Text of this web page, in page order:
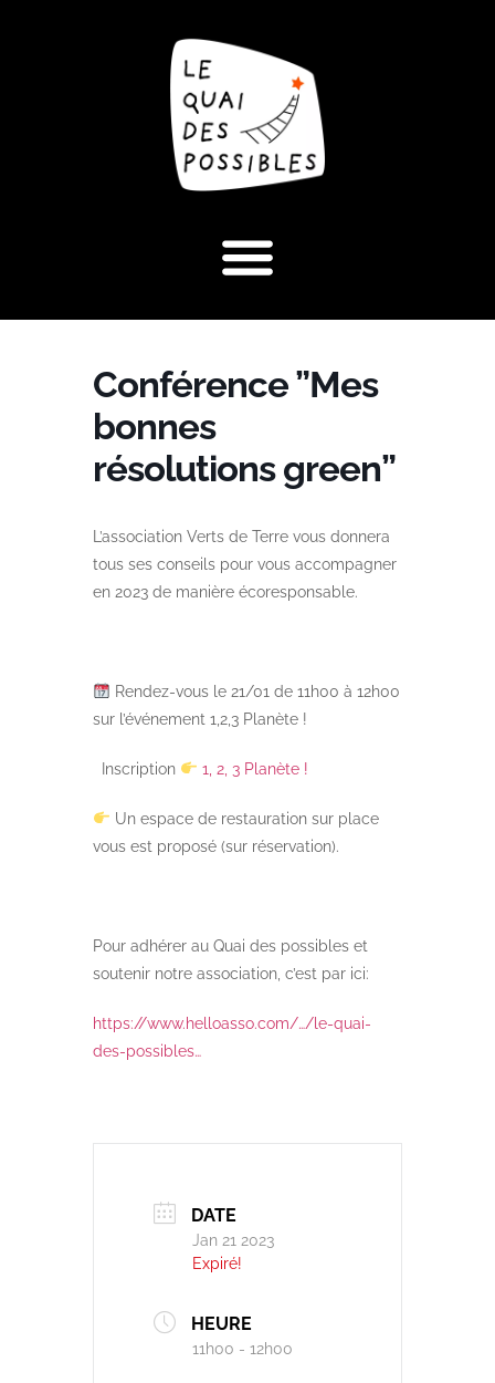
Conférence ”Mes
bonnes
résolutions green”
L’association Verts de Terre vous donnera
tous ses conseils pour vous accompagner
en 2023 de manière écoresponsable.
Rendez-vous le 21/01 de 11h00 à 12h00
sur l’événement 1,2,3 Planète !
Inscription 1, 2, 3 Planète !
Un espace de restaurationsur place
vous est proposé (sur réservation).
Pour adhérer au Quai des possibles et
soutenir notre association, c’est par ici:
https://www.helloasso.com/…/le-quai-
des-possibles…
DATE
Jan 21 2023
Expiré!
HEURE
11h00 - 12h00